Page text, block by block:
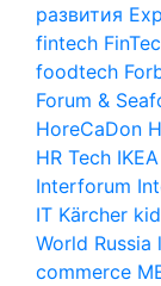
развития
fintech
foodtech
Forum &
HoreCaDon
HR Tech IKEA
Interforum
IT Kärcher
World Russia
commerce